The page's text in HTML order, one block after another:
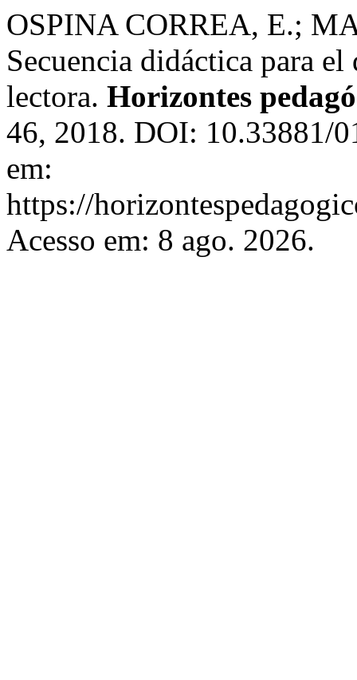
OSPINA CORREA, E.;
Secuencia didáctica para
lectora. Horizontes
46, 2018. DOI: 10.33881/
em:
https://
Acesso em: 8 ago. 2026.